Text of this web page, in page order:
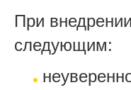
При
следующим: